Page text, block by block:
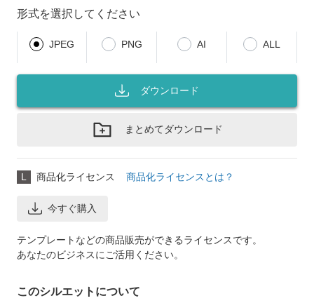
形式を選択してください
JPEG PNG AI ALL
ダウンロード
まとめてダウンロード
L 商品化ライセンス 商品化ライセンスとは？
今すぐ購入
テンプレートなどの商品販売ができるライセンスです。
あなたのビジネスにご活用ください。
このシルエットについて